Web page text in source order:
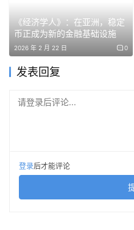
“预确认”，显著提升交易处
资源定价，最低费用设定为
机时间。
的重要阶段，下一重点是
Tether 计划于 2025 年 9
Omni Layer、Bitcoin
《经济学人》：在亚洲，稳定
币正成为新的金融基础设施
2026 年 2 月 22 日 0
发表回复
请登录后评论...
登录后才能评论